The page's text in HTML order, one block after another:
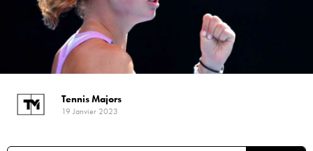
Tennis Majors
19 Janvier 2023